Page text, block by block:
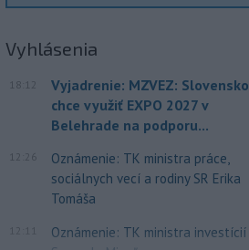
Vyhlásenia
18:12
Vyjadrenie: MZVEZ: Slovensko
chce využiť EXPO 2027 v
Belehrade na podporu...
12:26
Oznámenie: TK ministra práce,
sociálnych vecí a rodiny SR Erika
Tomáša
Oznámenie: TK ministra investícií